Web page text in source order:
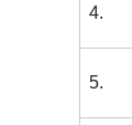
4.
5.